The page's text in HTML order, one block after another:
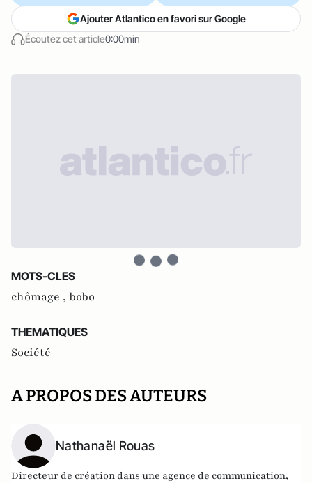
Écoutez cet article0:00min
Ajouter Atlantico en favori sur Google
MOTS-CLES
chômage , bobo
THEMATIQUES
Société
A PROPOS DES AUTEURS
Nathanaël Rouas
Directeur de création dans une agence de communication,